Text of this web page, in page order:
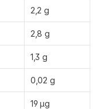
2,2 g
2,8 g
1,3 g
0,02 g
19 µg